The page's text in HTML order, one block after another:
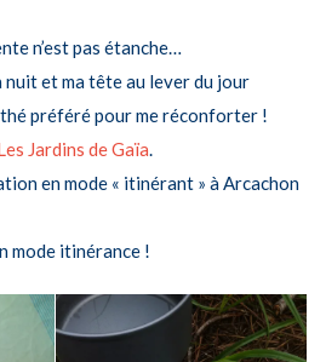
n’est pas étanche…
nuit et ma tête au lever du jour
thé préféré pour me réconforter !
Jardins de Gaïa.
en mode « itinérant » à Arcachon
mode itinérance !